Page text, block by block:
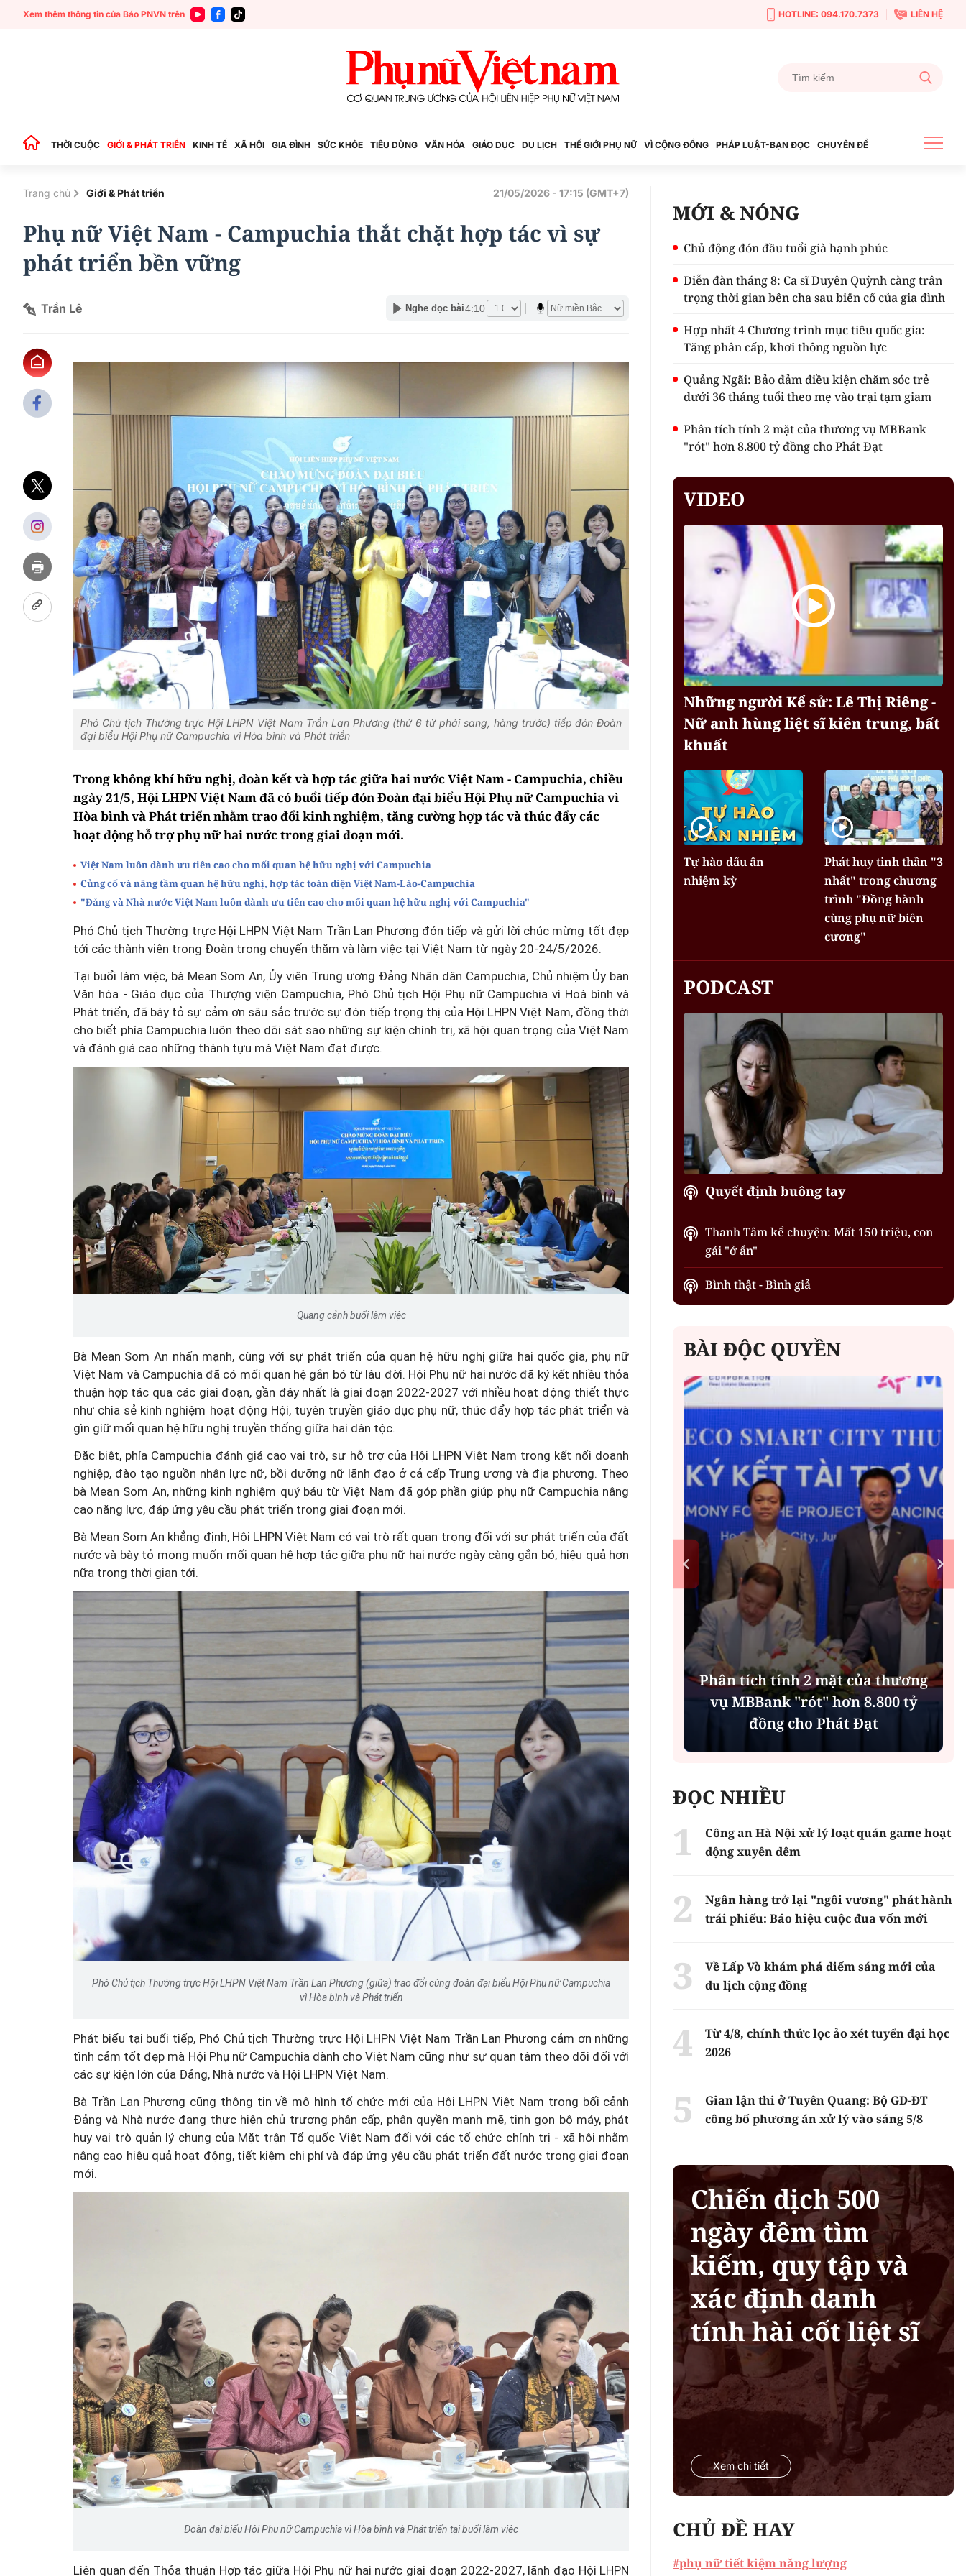
Xem thêm thông tin của Báo PNVN trên HOTLINE: 094.170.7373 LIÊN HỆ
THỜI CUỘC GIỚI & PHÁT TRIỂN KINH TẾ XÃ HỘI GIA ĐÌNH SỨC KHỎE TIÊU DÙNG VĂN HÓA GIÁO DỤC DU LỊCH THẾ GIỚI PHỤ NỮ VÌ CỘNG ĐỒNG PHÁP LUẬT-BẠN ĐỌC CHUYÊN ĐỀ
Trang chủ Giới & Phát triển 21/05/2026 - 17:15 (GMT+7)
Phụ nữ Việt Nam - Campuchia thắt chặt hợp tác vì sự
phát triển bền vững
Trần Lê Nghe đọc bài4:10
Phó Chủ tịch Thường trực Hội LHPN Việt Nam Trần Lan Phương (thứ 6 từ phải sang, hàng trước) tiếp đón Đoàn
đại biểu Hội Phụ nữ Campuchia vì Hòa bình và Phát triển
Trong không khí hữu nghị, đoàn kết và hợp tác giữa hai nước Việt Nam - Campuchia, chiều
ngày 21/5, Hội LHPN Việt Nam đã có buổi tiếp đón Đoàn đại biểu Hội Phụ nữ Campuchia vì
Hòa bình và Phát triển nhằm trao đổi kinh nghiệm, tăng cường hợp tác và thúc đẩy các
hoạt động hỗ trợ phụ nữ hai nước trong giai đoạn mới.
Việt Nam luôn dành ưu tiên cao cho mối quan hệ hữu nghị với Campuchia
Củng cố và nâng tầm quan hệ hữu nghị, hợp tác toàn diện Việt Nam-Lào-Campuchia
"Đảng và Nhà nước Việt Nam luôn dành ưu tiên cao cho mối quan hệ hữu nghị với Campuchia"
Phó Chủ tịch Thường trực Hội LHPN Việt Nam Trần Lan Phương đón tiếp và gửi lời chúc mừng tốt đẹp
tới các thành viên trong Đoàn trong chuyến thăm và làm việc tại Việt Nam từ ngày 20-24/5/2026.
Tại buổi làm việc, bà Mean Som An, Ủy viên Trung ương Đảng Nhân dân Campuchia, Chủ nhiệm Ủy ban
Văn hóa - Giáo dục của Thượng viện Campuchia, Phó Chủ tịch Hội Phụ nữ Campuchia vì Hoà bình và
Phát triển, đã bày tỏ sự cảm ơn sâu sắc trước sự đón tiếp trọng thị của Hội LHPN Việt Nam, đồng thời
cho biết phía Campuchia luôn theo dõi sát sao những sự kiện chính trị, xã hội quan trọng của Việt Nam
và đánh giá cao những thành tựu mà Việt Nam đạt được.
Quang cảnh buổi làm việc
Bà Mean Som An nhấn mạnh, cùng với sự phát triển của quan hệ hữu nghị giữa hai quốc gia, phụ nữ
Việt Nam và Campuchia đã có mối quan hệ gắn bó từ lâu đời. Hội Phụ nữ hai nước đã ký kết nhiều thỏa
thuận hợp tác qua các giai đoạn, gần đây nhất là giai đoạn 2022-2027 với nhiều hoạt động thiết thực
như chia sẻ kinh nghiệm hoạt động Hội, tuyên truyền giáo dục phụ nữ, thúc đẩy hợp tác phát triển và
gìn giữ mối quan hệ hữu nghị truyền thống giữa hai dân tộc.
Đặc biệt, phía Campuchia đánh giá cao vai trò, sự hỗ trợ của Hội LHPN Việt Nam trong kết nối doanh
nghiệp, đào tạo nguồn nhân lực nữ, bồi dưỡng nữ lãnh đạo ở cả cấp Trung ương và địa phương. Theo
bà Mean Som An, những kinh nghiệm quý báu từ Việt Nam đã góp phần giúp phụ nữ Campuchia nâng
cao năng lực, đáp ứng yêu cầu phát triển trong giai đoạn mới.
Bà Mean Som An khẳng định, Hội LHPN Việt Nam có vai trò rất quan trọng đối với sự phát triển của đất
nước và bày tỏ mong muốn mối quan hệ hợp tác giữa phụ nữ hai nước ngày càng gắn bó, hiệu quả hơn
nữa trong thời gian tới.
Phó Chủ tịch Thường trực Hội LHPN Việt Nam Trần Lan Phương (giữa) trao đổi cùng đoàn đại biểu Hội Phụ nữ Campuchia
vì Hòa bình và Phát triển
Phát biểu tại buổi tiếp, Phó Chủ tịch Thường trực Hội LHPN Việt Nam Trần Lan Phương cảm ơn những
tình cảm tốt đẹp mà Hội Phụ nữ Campuchia dành cho Việt Nam cũng như sự quan tâm theo dõi đối với
các sự kiện lớn của Đảng, Nhà nước và Hội LHPN Việt Nam.
Bà Trần Lan Phương cũng thông tin về mô hình tổ chức mới của Hội LHPN Việt Nam trong bối cảnh
Đảng và Nhà nước đang thực hiện chủ trương phân cấp, phân quyền mạnh mẽ, tinh gọn bộ máy, phát
huy vai trò quản lý chung của Mặt trận Tổ quốc Việt Nam đối với các tổ chức chính trị - xã hội nhằm
nâng cao hiệu quả hoạt động, tiết kiệm chi phí và đáp ứng yêu cầu phát triển đất nước trong giai đoạn
mới.
Đoàn đại biểu Hội Phụ nữ Campuchia vì Hòa bình và Phát triển tại buổi làm việc
Liên quan đến Thỏa thuận Hợp tác giữa Hội Phụ nữ hai nước giai đoạn 2022-2027, lãnh đạo Hội LHPN
MỚI & NÓNG
Chủ động đón đầu tuổi già hạnh phúc
Diễn đàn tháng 8: Ca sĩ Duyên Quỳnh càng trân
trọng thời gian bên cha sau biến cố của gia đình
Hợp nhất 4 Chương trình mục tiêu quốc gia:
Tăng phân cấp, khơi thông nguồn lực
Quảng Ngãi: Bảo đảm điều kiện chăm sóc trẻ
dưới 36 tháng tuổi theo mẹ vào trại tạm giam
Phân tích tính 2 mặt của thương vụ MBBank
"rót" hơn 8.800 tỷ đồng cho Phát Đạt
VIDEO
Những người Kể sử: Lê Thị Riêng -
Nữ anh hùng liệt sĩ kiên trung, bất
khuất
Tự hào dấu ấn
nhiệm kỳ
Phát huy tinh thần "3
nhất" trong chương
trình "Đồng hành
cùng phụ nữ biên
cương"
PODCAST
Quyết định buông tay
Thanh Tâm kể chuyện: Mất 150 triệu, con
gái "ở ẩn"
Bình thật - Bình giả
BÀI ĐỘC QUYỀN
Công an Hà Nội xử lý loạt quán
game hoạt động xuyên đêm
Diễn đàn tháng 8: Ca sĩ Duyên
Quỳnh càng trân trọng thời gian
bên cha sau biến cố của gia đình
Phân tích tính 2 mặt của thương
vụ MBBank "rót" hơn 8.800 tỷ
đồng cho Phát Đạt
ĐỌC NHIỀU
Công an Hà Nội xử lý loạt quán game hoạt
động xuyên đêm
Ngân hàng trở lại "ngôi vương" phát hành
trái phiếu: Báo hiệu cuộc đua vốn mới
Về Lấp Vò khám phá điểm sáng mới của
du lịch cộng đồng
Từ 4/8, chính thức lọc ảo xét tuyển đại học
2026
Gian lận thi ở Tuyên Quang: Bộ GD-ĐT
công bố phương án xử lý vào sáng 5/8
Chiến dịch 500
ngày đêm tìm
kiếm, quy tập và
xác định danh
tính hài cốt liệt sĩ
Xem chi tiết
CHỦ ĐỀ HAY
#phụ nữ tiết kiệm năng lượng